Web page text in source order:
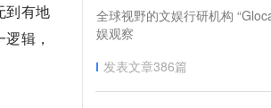
到有地
辑，
全球视野的文娱行研机构
娱观察
发表文章386篇